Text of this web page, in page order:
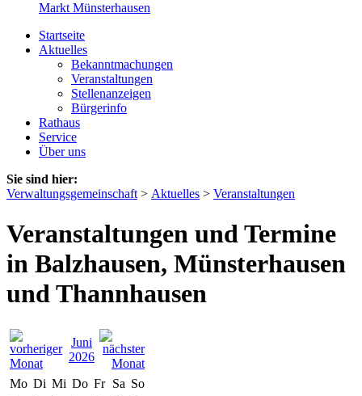
Markt Münsterhausen
Startseite
Aktuelles
Bekanntmachungen
Veranstaltungen
Stellenanzeigen
Bürgerinfo
Rathaus
Service
Über uns
Sie sind hier:
Verwaltungsgemeinschaft > Aktuelles > Veranstaltungen
Veranstaltungen und Termine
in Balzhausen, Münsterhausen
und Thannhausen
Juni
2026
Mo Di Mi Do Fr Sa So